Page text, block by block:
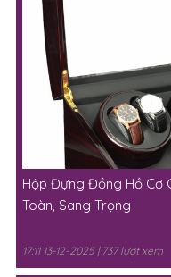
Hộp Đựng Đồng Hồ Cơ
Toàn, Sang Trọng
17:11 13-12-2025 | 737 lượt xem